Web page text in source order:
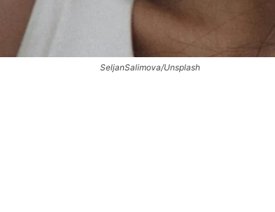
SeljanSalimova/Unsplash